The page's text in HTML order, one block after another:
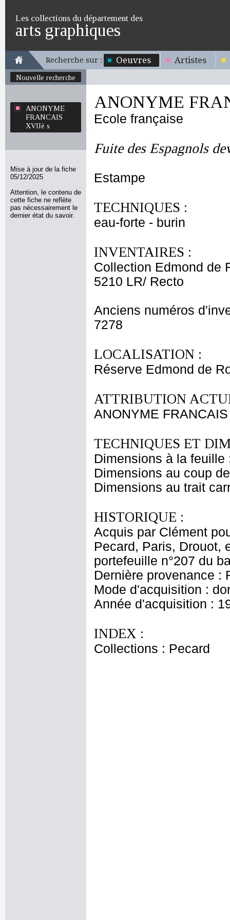
Les collections du département des
arts graphiques
Recherche sur : Oeuvres Artistes
Nouvelle recherche
ANONYME
FRANCAIS
XVIIè s
Mise à jour de la fiche
05/12/2025
Attention, le contenu de
cette fiche ne reflète
pas nécessairement le
dernier état du savoir.
ANONYME
Ecole française
Fuite des Espagnols
Estampe
TECHNIQUES :
eau-forte - burin
INVENTAIRES :
Collection Edmond de
5210 LR/ Recto
Anciens numéros
7278
LOCALISATION :
Réserve Edmond de
ATTRIBUTION
ANONYME
TECHNIQUES ET
Dimensions à la
Dimensions au coup
Dimensions au trait
HISTORIQUE :
Acquis par Clément
Pecard, Paris, Drouot,
portefeuille n°207 du
Dernière provenance :
Mode d'acquisition :
Année d'acquisition :
INDEX :
Collections : Pecard